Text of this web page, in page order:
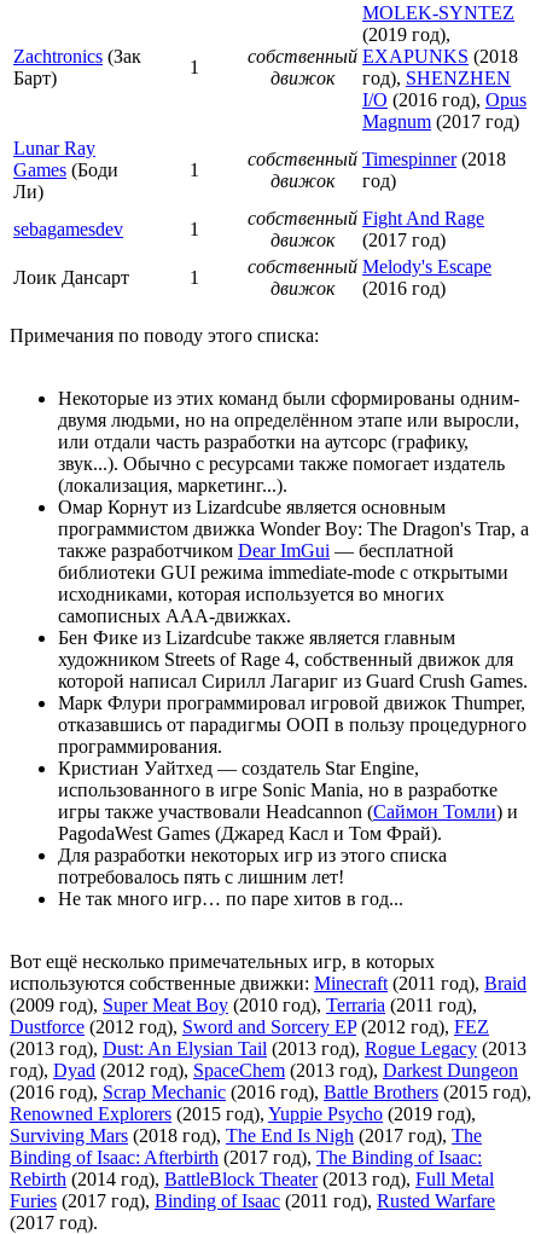
Zachtronics (Зак
Барт)
1
собственный
движок
MOLEK-SYNTEZ
(2019 год),
EXAPUNKS (2018
год), SHENZHEN
I/O (2016 год), Opus
Magnum (2017 год)
Lunar Ray
Games (Боди
Ли)
1
собственный
движок
Timespinner(2018
год)
sebagamesdev 1
собственный
движок
Fight And Rage
(2017 год)
Лоик Дансарт
1
собственный
движок
Melody's Escape
(2016 год)
Примечания по поводу этого списка:
Некоторые из этих команд были сформированы одним-
двумя людьми, но на определённом этапе или выросли,
или отдали часть разработки на аутсорс (графику,
звук...). Обычно с ресурсами также помогает издатель
(локализация, маркетинг...).
Омар Корнут из Lizardcube является основным
программистом движка Wonder Boy: The Dragon's Trap, а
также разработчиком Dear ImGui — бесплатной
библиотеки GUI режима immediate-mode с открытыми
исходниками, которая используется во многих
самописных AAA-движках.
Бен Фике из Lizardcube также является главным
художником Streets of Rage 4, собственный движок для
которой написал Сирилл Лагариг из Guard Crush Games.
Марк Флури программировал игровой движок Thumper,
отказавшись от парадигмы ООП в пользу процедурного
программирования.
Кристиан Уайтхед — создатель Star Engine,
использованного в игре Sonic Mania, но в разработке
игры также участвовали Headcannon (Саймон Томли) и
PagodaWest Games (Джаред Касл и Том Фрай).
Для разработки некоторых игр из этого списка
потребовалось пять с лишним лет!
Не так много игр… по паре хитов в год...
Вот ещё несколько примечательных игр, в которых
используются собственные движки: Minecraft (2011 год), Braid
(2009 год), Super Meat Boy (2010 год), Terraria (2011 год),
Dustforce (2012 год), Sword and Sorcery EP(2012 год), FEZ
(2013 год), Dust: An Elysian Tail (2013 год), Rogue Legacy (2013
год), Dyad (2012 год), SpaceChem (2013 год), Darkest Dungeon
(2016 год), Scrap Mechanic (2016 год), Battle Brothers (2015 год),
Renowned Explorers (2015 год), Yuppie Psycho (2019 год),
Surviving Mars (2018 год), The End Is Nigh (2017 год), The
Binding of Isaac: Afterbirth (2017 год), The Binding of Isaac:
Rebirth (2014 год), BattleBlock Theater(2013 год), Full Metal
Furies (2017 год), Binding of Isaac (2011 год), Rusted Warfare
(2017 год).